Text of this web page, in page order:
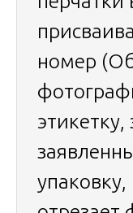
номер
этикетку,